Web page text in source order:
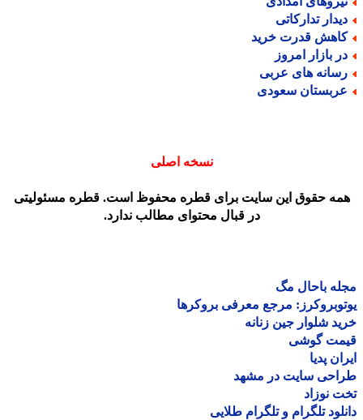
تدارکاتی
قدرت خرید
بازار امروز
های عربی
سعودی
نسخه اصلی
حقوق این سایت برای قطره محفوظ است. قطره مسئولیتی
در قبال محتوای مطالب ندارد.
باحال مگ
مرجع معرفی بروکرها
شلوار جین زنانه
گوشی
پدیا
سایت در مشهد
نوزاد
تلگرام و تلگرام طلایی